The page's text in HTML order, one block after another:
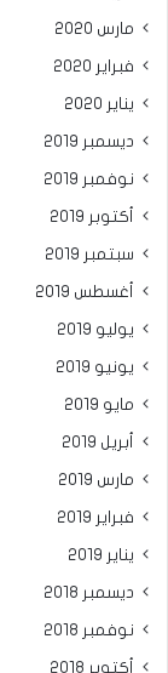
مارس 2020
فبراير 2020
يناير 2020
ديسمبر 2019
نوفمبر 2019
أكتوبر 2019
سبتمبر 2019
أغسطس 2019
يوليو 2019
يونيو 2019
مايو 2019
أبريل 2019
مارس 2019
فبراير 2019
يناير 2019
ديسمبر 2018
نوفمبر 2018
أكتوبر 2018